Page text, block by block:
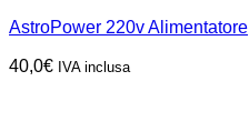
AstroPower 220v Alimentatore
40,0€ IVA inclusa